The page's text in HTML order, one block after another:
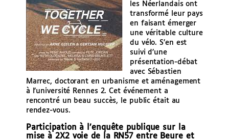
les Néerlandais ont
transformé leur pays
en faisant émerger
une véritable culture
du vélo. S’en est
suivi d’une
présentation-débat
avec Sébastien
Marrec, doctorant en urbanisme et aménagement
à l’université Rennes 2. Cet événement a
rencontré un beau succès, le public était au
rendez-vous.
Participation à l’enquête publique sur la
mise à 2X2 voie de la RN57 entre Beure et